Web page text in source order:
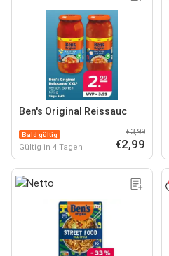
Ben's Original Reissauc
Bald gültig
Gültig in 4 Tagen
€3,99
€2,99